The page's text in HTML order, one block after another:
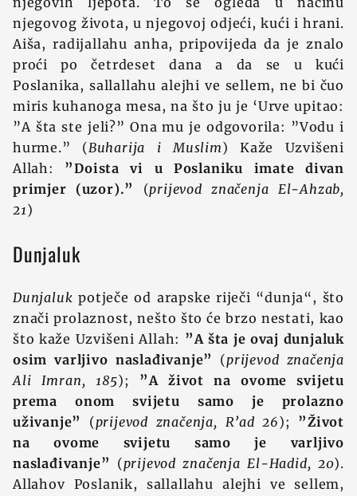
njegovog života, u njegovoj odjeći, kući i hrani.
Aiša, radijallahu anha, pripovijeda da je znalo
proći po četrdeset dana a da se u kući
Poslanika, sallallahu alejhi ve sellem, ne bi čuo
miris kuhanoga mesa, na što ju je ‘Urve upitao:
”A šta ste jeli?” Ona mu je odgovorila: ”Vodu i
hurme.” (Buharija i Muslim) Kaže Uzvišeni
Allah: ”Doista vi u Poslaniku imate divan
primjer (uzor).”
(prijevod značenja El-Ahzab,
21)
Dunjaluk
Dunjaluk potječe od arapske riječi “dunja“, što
znači prolaznost, nešto što će brzo nestati, kao
što kaže Uzvišeni Allah: ”A šta je ovaj dunjaluk
osim varljivo naslađivanje”
(prijevod značenja
Ali Imran, 185); ”A život na ovome svijetu
prema onom svijetu samo je prolazno
uživanje”
(prijevod značenja, R’ad 26); ”Život
na ovome svijetu samo je varljivo
naslađivanje” (prijevod značenja El-Hadid, 20).
Allahov Poslanik, sallallahu alejhi ve sellem,